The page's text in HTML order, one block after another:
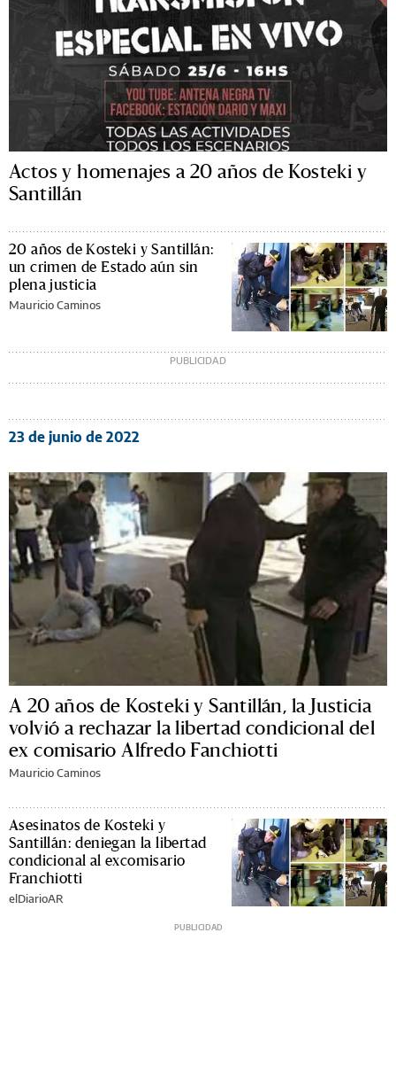
Actos y homenajes a 20 años de Kosteki y
Santillán
20 años de Kosteki y Santillán:
un crimen de Estado aún sin
plena justicia
Mauricio Caminos
23 de junio de 2022
A 20 años de Kosteki y Santillán, la Justicia
volvió a rechazar la libertad condicional del
ex comisario Alfredo Fanchiotti
Mauricio Caminos
Asesinatos de Kosteki y
Santillán: deniegan la libertad
condicional al excomisario
Franchiotti
elDiarioAR